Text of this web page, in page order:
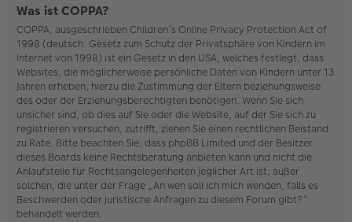
h
en
Was ist COPPA?
COPPA, ausgeschrieben Children’s Online Privacy Protection Act of
1998 (deutsch: Gesetz zum Schutz der Privatsphäre von Kindern im
Internet von 1998) ist ein Gesetz in den USA, welches festlegt, dass
Websites, die möglicherweise persönliche Daten von Kindern unter 13
Jahren erheben, hierzu die Zustimmung der Eltern beziehungsweise
des oder der Erziehungsberechtigten benötigen. Wenn Sie sich
unsicher sind, ob dies auf Sie oder die Website, auf der Sie sich zu
registrieren versuchen, zutrifft, ziehen Sie einen rechtlichen Beistand
zu Rate. Bitte beachten Sie, dass phpBB Limited und der Besitzer
dieses Boards keine Rechtsberatung anbieten kann und nicht die
Anlaufstelle für Rechtsangelegenheiten jeglicher Art ist; außer
solchen, die unter der Frage „An wen soll ich mich wenden, falls es
Beschwerden oder juristische Anfragen zu diesem Forum gibt?“
behandelt werden.